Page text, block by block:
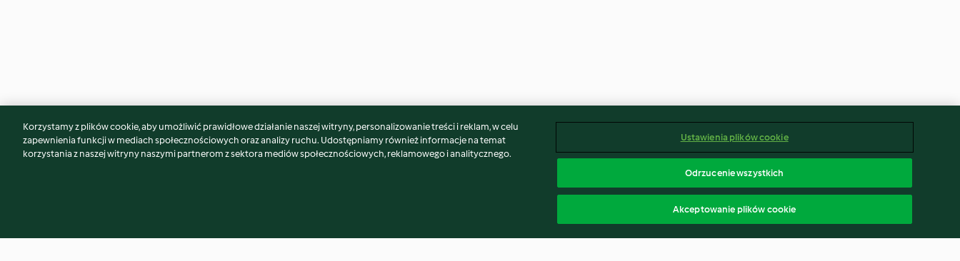
Może spodoba Ci się również...
Korzystamy z plików cookie, aby umożliwić prawidłowe działanie naszej witryny, personalizowanie treści i reklam, w celu
zapewnienia funkcji w mediach społecznościowych oraz analizy ruchu. Udostępniamy również informacje na temat
korzystania z naszej witryny naszymi partnerom z sektora mediów społecznościowych, reklamowego i analitycznego.
Ustawienia plików cookie
Odrzucenie wszystkich
Akceptowanie plików cookie